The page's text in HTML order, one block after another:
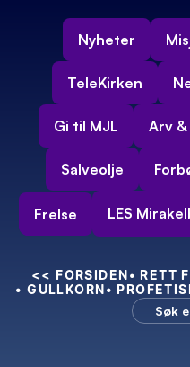
Nyheter
TeleKirken
Gi til MJL Arv
Salveolje
Frelse LES
<< FORSIDEN• RETT
• GULLKORN•
Søk